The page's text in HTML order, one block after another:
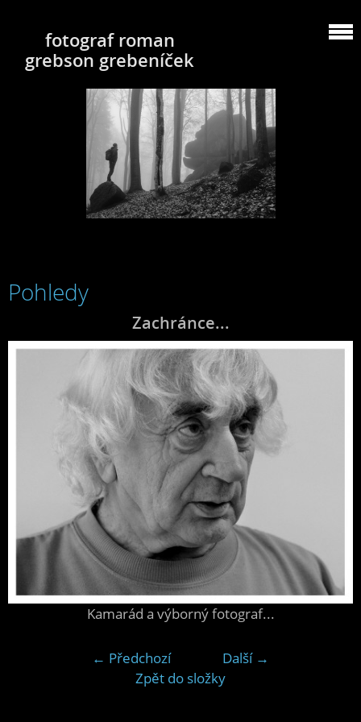
fotograf roman
grebson grebeníček
Pohledy
Zachránce...
Kamarád a výborný fotograf...
← Předchozí
Další →
Zpět do složky